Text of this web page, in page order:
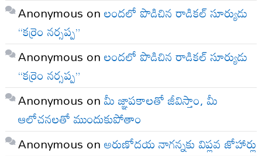
Anonymous onలందలో పొడిచిన రాడికల్ సూర్యుడు
“కర్రెం నర్సప్ప”
Anonymous onలందలో పొడిచిన రాడికల్ సూర్యుడు
“కర్రెం నర్సప్ప”
Anonymous onమీ జ్ఞాపకాలతో జీవిస్తాం, మీ
ఆలోచనలతో ముందుకుపోతాం
Anonymous onఅరుణోదయ నాగన్నకు విప్లవ జోహార్లు